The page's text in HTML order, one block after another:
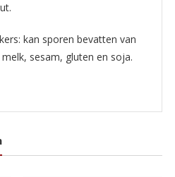
kan sporen bevatten van
sesam, gluten en soja.